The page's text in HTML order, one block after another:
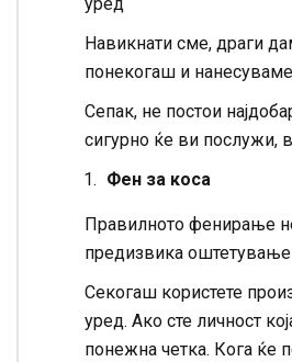
Навикнати сме, драги
понекогаш и
Сепак, не постои
сигурно ќе ви послужи,
Фен за коса
Правилното фенирање
предизвика
Секогаш користете
уред. Ако сте личност
понежна четка. Кога ќе